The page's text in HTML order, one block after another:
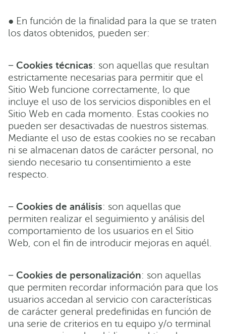
● En función de la finalidad para la que se traten
los datos obtenidos, pueden ser:
− Cookies técnicas: son aquellas que resultan
estrictamente necesarias para permitir que el
Sitio Web funcione correctamente, lo que
incluye el uso de los servicios disponibles en el
Sitio Web en cada momento. Estas cookies no
pueden ser desactivadas de nuestros sistemas.
Mediante el uso de estas cookies no se recaban
ni se almacenan datos de carácter personal, no
siendo necesario tu consentimiento a este
respecto.
− Cookies de análisis: son aquellas que
permiten realizar el seguimiento y análisis del
comportamiento de los usuarios en el Sitio
Web, con el fin de introducir mejoras en aquél.
− Cookies de personalización: son aquellas
que permiten recordar información para que los
usuarios accedan al servicio con características
de carácter general predefinidas en función de
una serie de criterios en tu equipo y/o terminal